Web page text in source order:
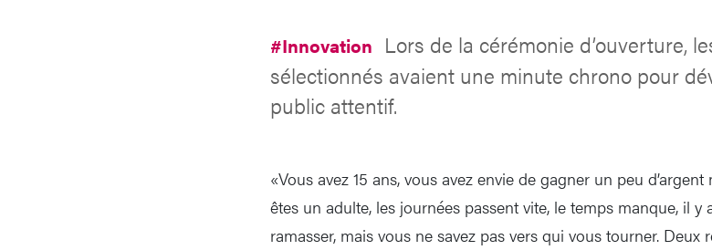
#Innovation Lors de la cérémonie d’ouverture,
sélectionnés avaient une minute chrono pour
public attentif.
«Vous avez 15 ans, vous avez envie de gagner un peu
êtes un adulte, les journées passent vite, le temps manque, il y
ramasser, mais vous ne savez pas vers qui vous tourner.